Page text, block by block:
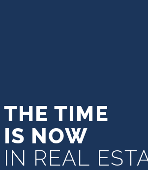
THE TIME
IS NOW
IN REAL
Location & Views
Loopafstand naar het strand
Eerste lijn